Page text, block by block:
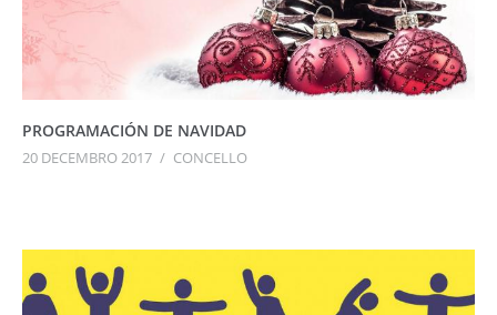
PROGRAMACIÓN DE NAVIDAD
20 DECEMBRO 2017 / CONCELLO